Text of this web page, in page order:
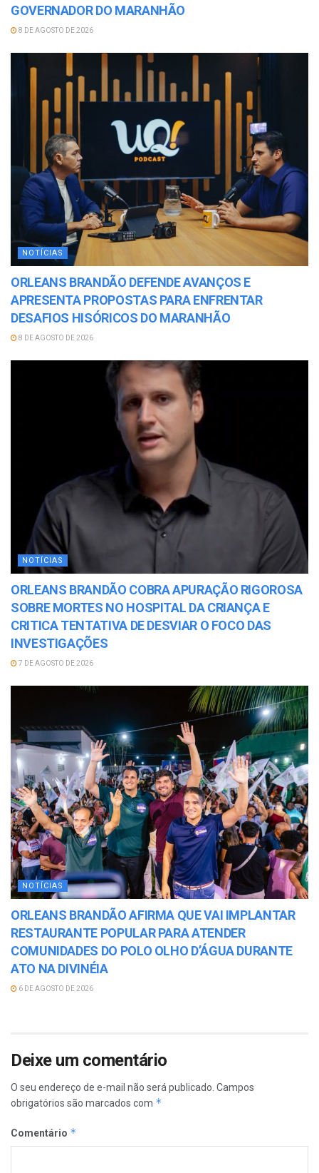
GOVERNADOR DO MARANHÃO
8 DE AGOSTO DE 2026
NOTÍCIAS
ORLEANS BRANDÃO DEFENDE AVANÇOS E
APRESENTA PROPOSTAS PARA ENFRENTAR
DESAFIOS HISÓRICOS DO MARANHÃO
8 DE AGOSTO DE 2026
NOTÍCIAS
ORLEANS BRANDÃO COBRA APURAÇÃO RIGOROSA
SOBRE MORTES NO HOSPITAL DA CRIANÇA E
CRITICA TENTATIVA DE DESVIAR O FOCO DAS
INVESTIGAÇÕES
7 DE AGOSTO DE 2026
NOTÍCIAS
ORLEANS BRANDÃO AFIRMA QUE VAI IMPLANTAR
RESTAURANTE POPULAR PARA ATENDER
COMUNIDADES DO POLO OLHO D’ÁGUA DURANTE
ATO NA DIVINÉIA
6 DE AGOSTO DE 2026
Deixe um comentário
O seu endereço de e-mail não será publicado. Campos
obrigatórios são marcados com *
Comentário *